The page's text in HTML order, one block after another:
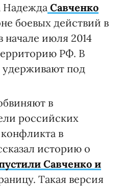
Надежда Савченко
боевых действий в
начале июля 2014
РФ. В
удерживают под
в
российских
в
историю о
Савченко и
Такая версия